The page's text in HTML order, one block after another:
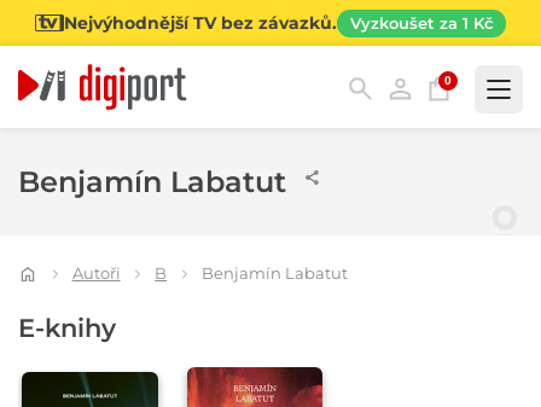
Nejvýhodnější TV bez závazků. Vyzkoušet za 1 Kč
0
Benjamín Labatut
Autoři B Benjamín Labatut
E-knihy